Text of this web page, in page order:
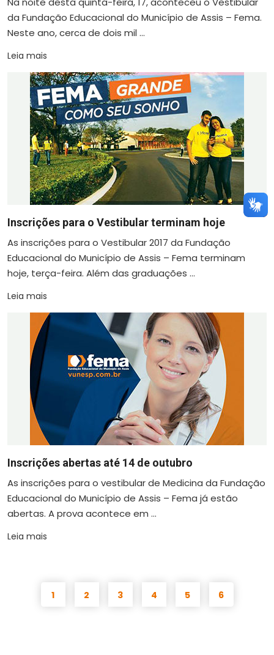
da Fundação Educacional do Município de Assis – Fema.
Neste ano, cerca de dois mil ...
Leia mais
Inscrições para o Vestibular terminam hoje
As inscrições para o Vestibular 2017 da Fundação
Educacional do Município de Assis – Fema terminam
hoje, terça-feira. Além das graduações ...
Leia mais
Inscrições abertas até 14 de outubro
As inscrições para o vestibular de Medicina da Fundação
Educacional do Município de Assis – Fema já estão
abertas. A prova acontece em ...
Leia mais
1 2 3 4 5 6